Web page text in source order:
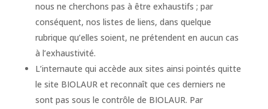
nous ne cherchons pas à être exhaustifs ; par
conséquent, nos listes de liens, dans quelque
rubrique qu’elles soient, ne prétendent en aucun cas
à l’exhaustivité.
L’internaute qui accède aux sites ainsi pointés quitte
le site BIOLAUR et reconnaît que ces derniers ne
sont pas sous le contrôle de BIOLAUR. Par